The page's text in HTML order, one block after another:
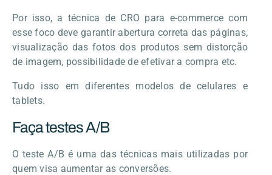
Por isso, a técnica de CRO para e-commerce com
esse foco deve garantir abertura correta das páginas,
visualização das fotos dos produtos sem distorção
de imagem, possibilidade de efetivar a compra etc.
Tudo isso em diferentes modelos de celulares e
tablets.
Faça testes A/B
O teste A/B é uma das técnicas mais utilizadas por
quem visa aumentar as conversões.